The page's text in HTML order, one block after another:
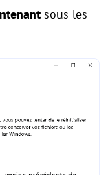
sous les